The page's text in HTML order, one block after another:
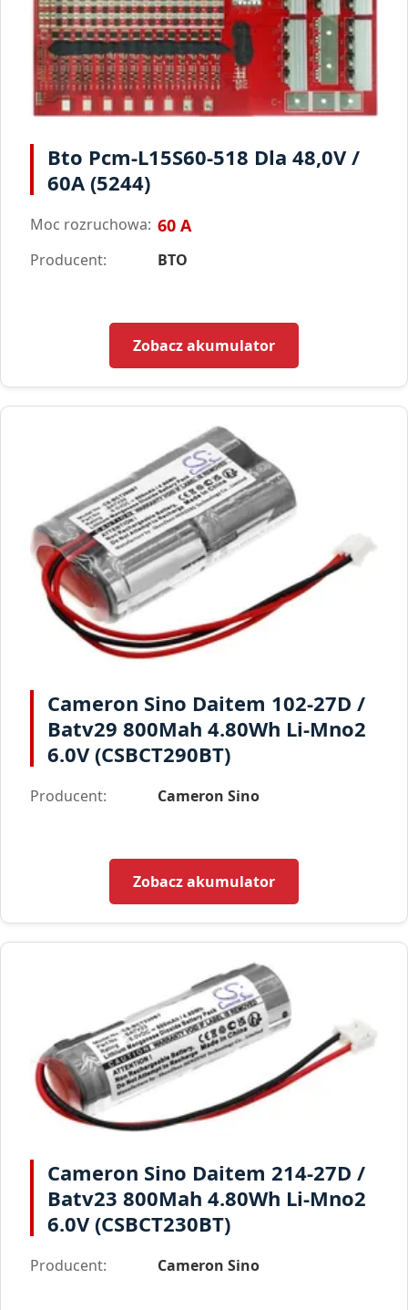
Bto Pcm-L15S60-518 Dla 48,0V /
60A (5244)
Moc rozruchowa: 60 A
Producent: BTO
Zobacz akumulator
Cameron Sino Daitem 102-27D /
Batv29 800Mah 4.80Wh Li-Mno2
6.0V (CSBCT290BT)
Producent: Cameron Sino
Zobacz akumulator
Cameron Sino Daitem 214-27D /
Batv23 800Mah 4.80Wh Li-Mno2
6.0V (CSBCT230BT)
Producent: Cameron Sino